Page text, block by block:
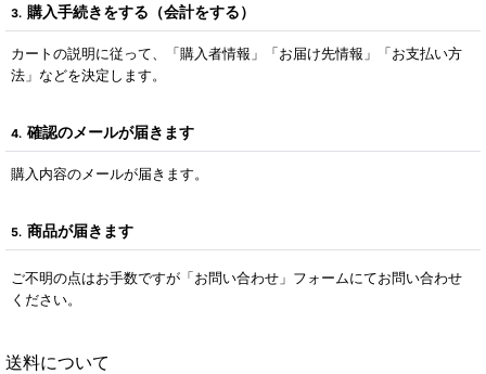
3. 購入手続きをする（会計をする）
カートの説明に従って、「購入者情報」「お届け先情報」「お支払い方
法」などを決定します。
4. 確認のメールが届きます
購入内容のメールが届きます。
5. 商品が届きます
ご不明の点はお手数ですが「お問い合わせ」フォームにてお問い合わせ
ください。
送料について